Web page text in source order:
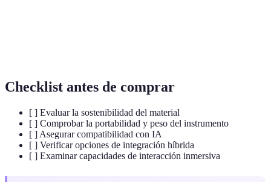
Checklist antes de comprar
[ ] Evaluar la sostenibilidad del material
[ ] Comprobar la portabilidad y peso del instrumento
[ ] Asegurar compatibilidad con IA
[ ] Verificar opciones de integración híbrida
[ ] Examinar capacidades de interacción inmersiva